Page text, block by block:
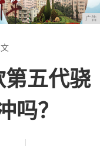
广告
五代骁
吗？